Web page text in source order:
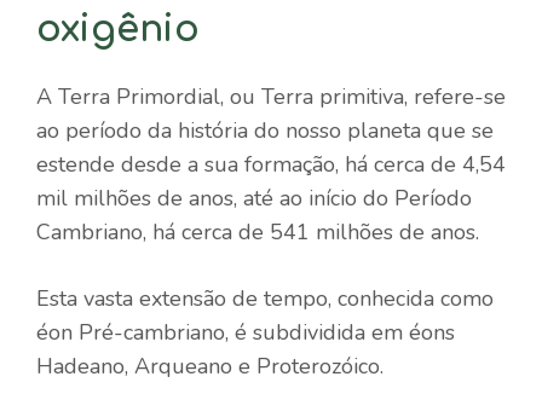
oxigênio
A Terra Primordial, ou Terra primitiva, refere-se
ao período da história do nosso planeta que se
estende desde a sua formação, há cerca de 4,54
mil milhões de anos, até ao início do Período
Cambriano, há cerca de 541 milhões de anos.
Esta vasta extensão de tempo, conhecida como
éon Pré-cambriano, é subdividida em éons
Hadeano, Arqueano e Proterozóico.